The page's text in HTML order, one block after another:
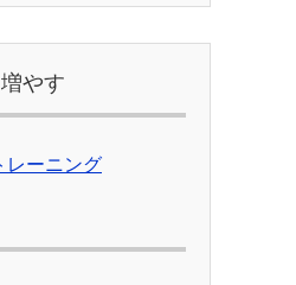
やす
レーニング